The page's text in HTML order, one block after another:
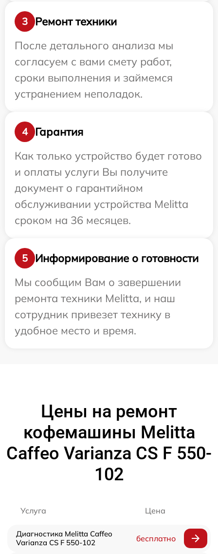
3
Ремонт техники
После детального анализа мы
согласуем с вами смету работ,
сроки выполнения и займемся
устранением неполадок.
4
Гарантия
Как только устройство будет готово
и оплаты услуги Вы получите
документ о гарантийном
обслуживании устройства Melitta
сроком на 36 месяцев.
5
Информирование о готовности
Мы сообщим Вам о завершении
ремонта техники Melitta, и наш
сотрудник привезет технику в
удобное место и время.
Цены на ремонт
кофемашины Melitta
Caffeo Varianza CS F 550-
102
Услуга Цена
Диагностика Melitta Caffeo
Varianza CS F 550-102
бесплатно